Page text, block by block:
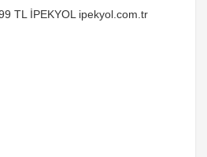
TL İPEKYOL ipekyol.com.tr